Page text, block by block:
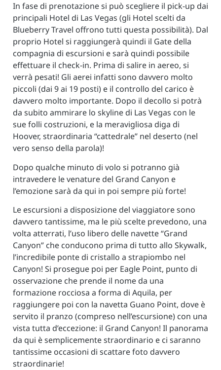
In fase di prenotazione si può scegliere il pick-up dai
principali Hotel di Las Vegas (gli Hotel scelti da
Blueberry Travel offrono tutti questa possibilità). Dal
proprio Hotel si raggiungerà quindi il Gate della
compagnia di escursioni e sarà quindi possibile
effettuare il check-in. Prima di salire in aereo, si
verrà pesati! Gli aerei infatti sono davvero molto
piccoli (dai 9 ai 19 posti) e il controllo del carico è
davvero molto importante. Dopo il decollo si potrà
da subito ammirare lo skyline di Las Vegas con le
sue folli costruzioni, e la meravigliosa diga di
Hoover, straordinaria “cattedrale” nel deserto (nel
vero senso della parola)!
Dopo qualche minuto di volo si potranno già
intravedere le venature del Grand Canyon e
l’emozione sarà da qui in poi sempre più forte!
Le escursioni a disposizione del viaggiatore sono
davvero tantissime, ma le più scelte prevedono, una
volta atterrati, l’uso libero delle navette “Grand
Canyon” che conducono prima di tutto allo Skywalk,
l’incredibile ponte di cristallo a strapiombo nel
Canyon! Si prosegue poi per Eagle Point, punto di
osservazione che prende il nome da una
formazione rocciosa a forma di Aquila, per
raggiungere poi con la navetta Guano Point, dove è
servito il pranzo (compreso nell’escursione) con una
vista tutta d’eccezione: il Grand Canyon! Il panorama
da qui è semplicemente straordinario e ci saranno
tantissime occasioni di scattare foto davvero
straordinarie!